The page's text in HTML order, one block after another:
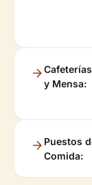
Cafeterías
y Mensa:
Puestos
Comida: